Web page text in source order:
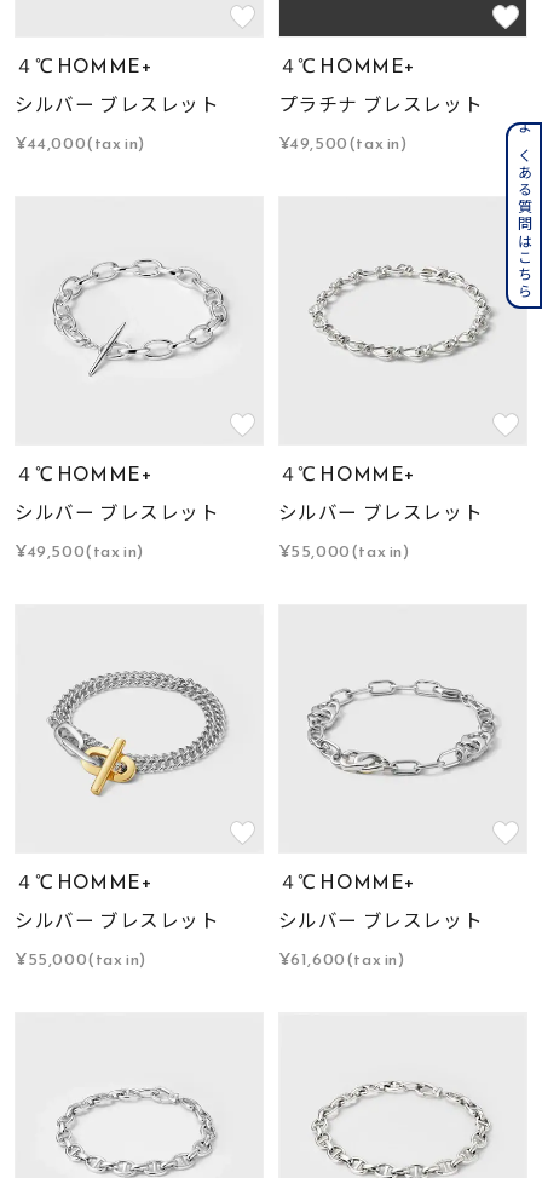
４℃ HOMME+
シルバー ブレスレット
¥44,000(tax in)
４℃ HOMME+
プラチナ ブレスレット
¥49,500(tax in)
４℃ HOMME+
シルバー ブレスレット
¥49,500(tax in)
４℃ HOMME+
シルバー ブレスレット
¥55,000(tax in)
４℃ HOMME+
シルバー ブレスレット
¥55,000(tax in)
４℃ HOMME+
シルバー ブレスレット
¥61,600(tax in)
よくある質問はこちら